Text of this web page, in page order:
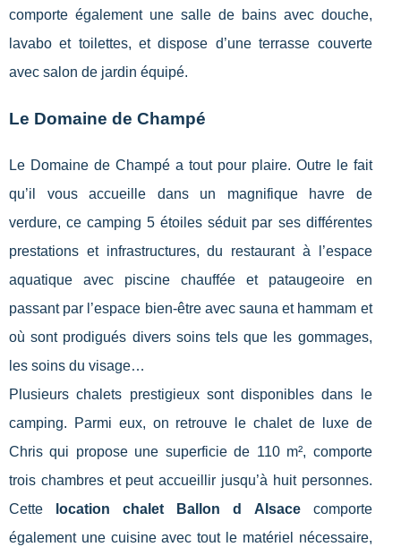
comporte également une salle de bains avec douche,
lavabo et toilettes, et dispose d’une terrasse couverte
avec salon de jardin équipé.
Le Domaine de Champé
Le Domaine de Champé a tout pour plaire. Outre le fait
qu’il vous accueille dans un magnifique havre de
verdure, ce camping 5 étoiles séduit par ses différentes
prestations et infrastructures, du restaurant à l’espace
aquatique avec piscine chauffée et pataugeoire en
passant par l’espace bien-être avec sauna et hammam et
où sont prodigués divers soins tels que les gommages,
les soins du visage…
Plusieurs chalets prestigieux sont disponibles dans le
camping. Parmi eux, on retrouve le chalet de luxe de
Chris qui propose une superficie de 110 m², comporte
trois chambres et peut accueillir jusqu’à huit personnes.
Cette
location chalet Ballon d Alsacecomporte
également une cuisine avec tout le matériel nécessaire,